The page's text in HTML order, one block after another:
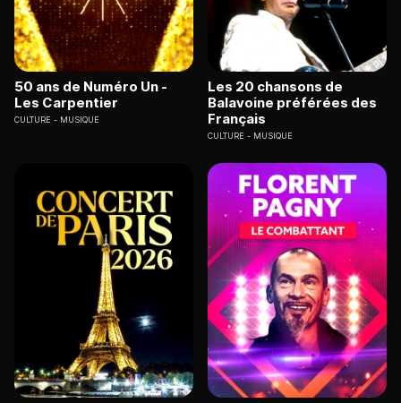
50 ans de Numéro Un -
Les Carpentier
CULTURE MUSIQUE
Les 20 chansons de
Balavoine préférées des
Français
CULTURE MUSIQUE